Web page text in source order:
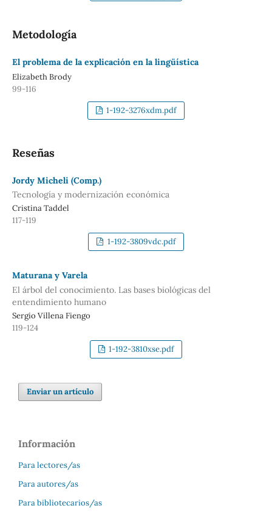
Metodología
El problema de la explicación en la lingüística
Elizabeth Brody
99-116
1-192-3276xdm.pdf
Reseñas
Jordy Micheli (Comp.)
Tecnología y modernización económica
Cristina Taddel
117-119
1-192-3809vdc.pdf
Maturana y Varela
El árbol del conocimiento. Las bases biológicas del
entendimiento humano
Sergio Villena Fiengo
119-124
1-192-3810xse.pdf
Enviar un artículo
Información
Para lectores/as
Para autores/as
Para bibliotecarios/as